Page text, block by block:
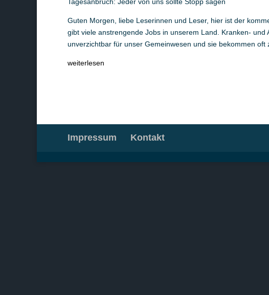
Guten Morgen, liebe Leserinnen und Leser, hier ist der
gibt viele anstrengende Jobs in unserem Land. Kranken-
unverzichtbar für unser Gemeinwesen und sie bekommen oft
weiterlesen
Impressum Kontakt